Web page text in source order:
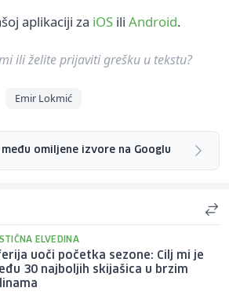
aplikaciji za iOS ili Android.
ili želite prijaviti grešku u tekstu?
Emir Lokmić
omiljene izvore na Googlu
ELVEDINA
uoči početka sezone: Cilj mi je
30 najboljih skijašica u brzim